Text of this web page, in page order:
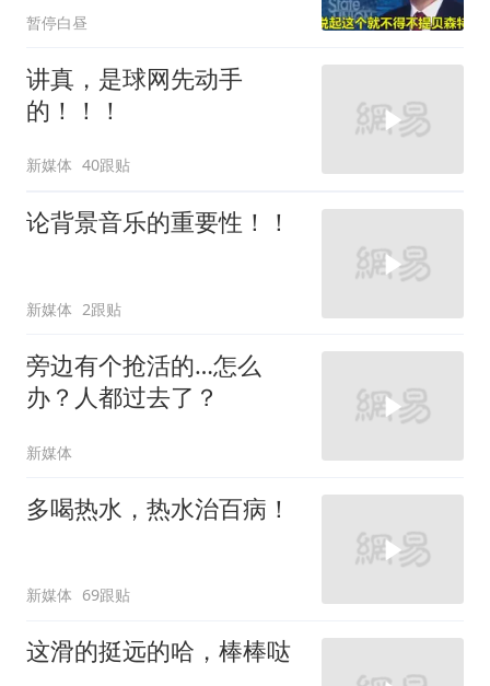
暂停白昼
讲真，是球网先动手
的！！！
新媒体 40跟贴
论背景音乐的重要性！！
新媒体 2跟贴
旁边有个抢活的…怎么
办？人都过去了？
新媒体
多喝热水，热水治百病！
新媒体 69跟贴
这滑的挺远的哈，棒棒哒